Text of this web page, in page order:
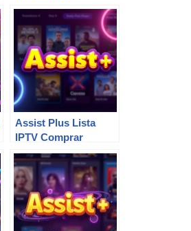
Assist Plus Lista
IPTV Comprar